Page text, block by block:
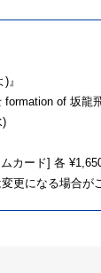
』
formation of 坂龍
)
カード] 各
更になる場合が